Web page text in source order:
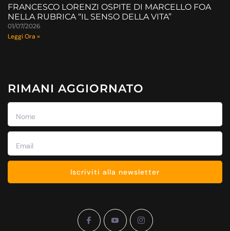
FRANCESCO LORENZI OSPITE DI MARCELLO FOA
NELLA RUBRICA “IL SENSO DELLA VITA”
01/07/2026
Leggi Ora »
RIMANI AGGIORNATO
Iscriviti alla newsletter